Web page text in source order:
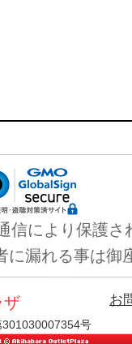
信により保護さ
に漏れる事は御
ザ
号
お